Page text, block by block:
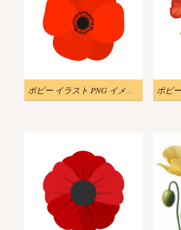
ポピー イラスト PNG イメージ 2